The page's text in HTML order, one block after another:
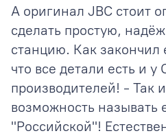
А оригинал JBC стоит
сделать простую,
станцию. Как закончил
что все детали есть и у
производителей! - Так
возможность называть
"Российской"!